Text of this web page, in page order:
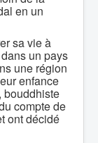
en un
sa vie à
un pays
une région
enfance
bouddhiste
compte de
ont décidé